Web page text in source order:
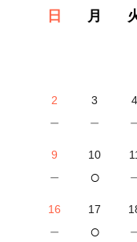
日 月
2
－
3
－
4
9
－
10
○
16
－
17
○